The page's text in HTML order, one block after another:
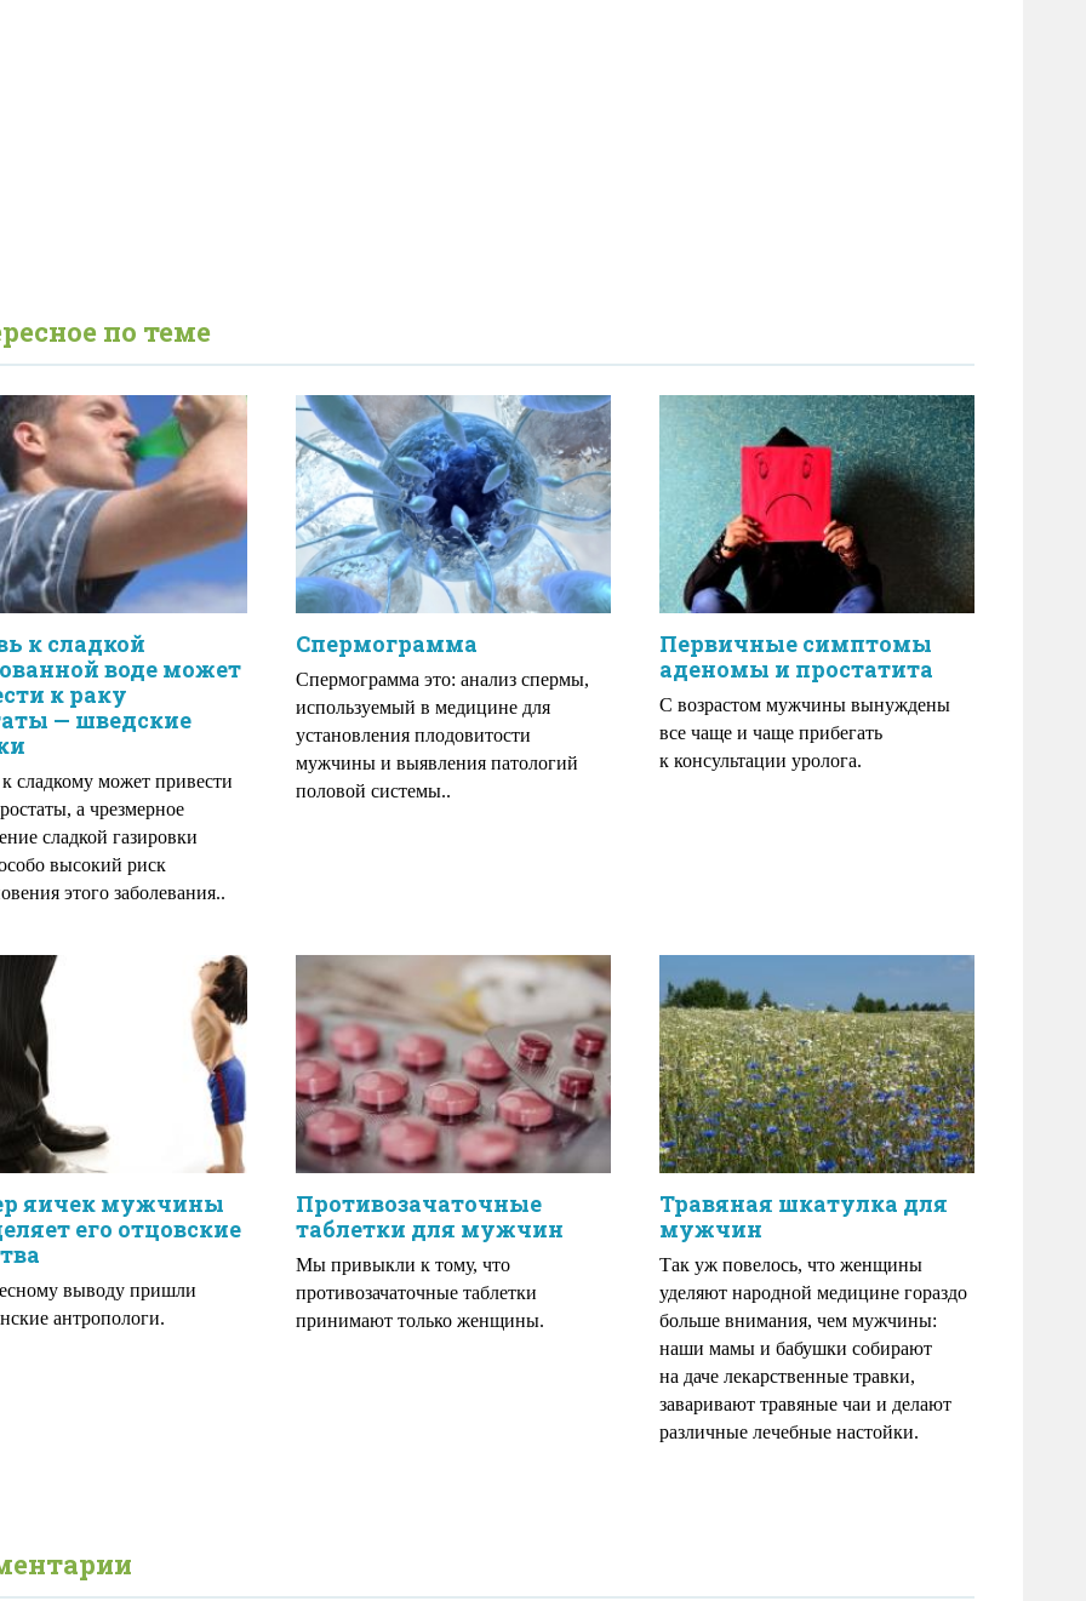
по теме
к сладкой
воде может
к раку
— шведские
сладкому может привести
а чрезмерное
сладкой газировки
высокий риск
этого заболевания..
Спермограмма
Спермограмма это: анализ спермы,
используемый в медицине для
установления плодовитости
мужчины и выявления патологий
половой системы..
Первичные симптомы
аденомы и простатита
С возрастом мужчины вынуждены
все чаще и чаще прибегать
к консультации уролога.
яичек мужчины
его отцовские
выводу пришли
антропологи.
Противозачаточные
таблетки для мужчин
Мы привыкли к тому, что
противозачаточные таблетки
принимают только женщины.
Травяная шкатулка для
мужчин
Так уж повелось, что женщины
уделяют народной медицине гораздо
больше внимания, чем мужчины:
наши мамы и бабушки собирают
на даче лекарственные травки,
заваривают травяные чаи и делают
различные лечебные настойки.